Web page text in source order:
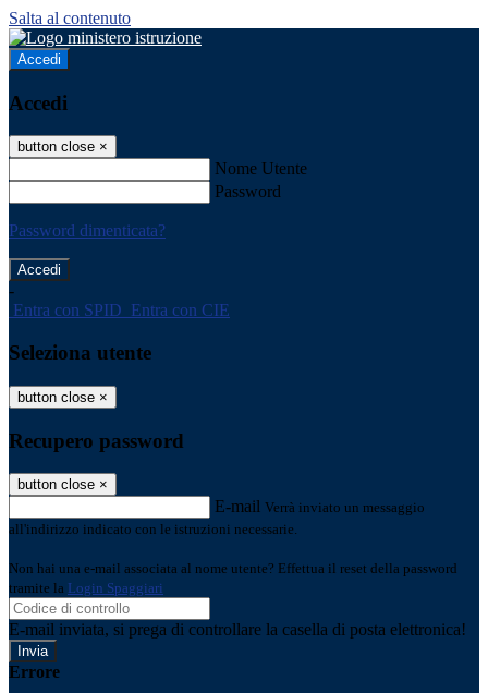
Salta al contenuto
Accedi
Accedi
button close ×
Nome Utente
Password
Password dimenticata?
-
Entra con SPID Entra con CIE
Seleziona utente
button close ×
Recupero password
button close ×
E-mail Verrà inviato un messaggio
all'indirizzo indicato con le istruzioni necessarie.
Non hai una e-mail associata al nome utente? Effettua il reset della password
tramite la Login Spaggiari
E-mail inviata, si prega di controllare la casella di posta elettronica!
Errore